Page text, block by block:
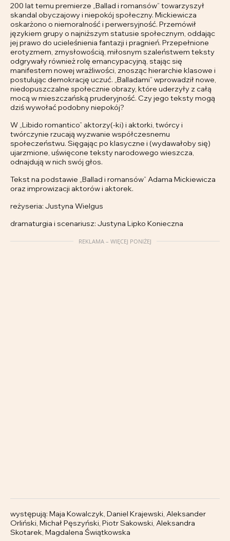
200 lat temu premierze „Ballad i romansów” towarzyszył
skandal obyczajowy i niepokój społeczny. Mickiewicza
oskarżono o niemoralność i perwersyjność. Przemówił
językiem grupy o najniższym statusie społecznym, oddając
jej prawo do ucieleśnienia fantazji i pragnień. Przepełnione
erotyzmem, zmysłowością, miłosnym szaleństwem teksty
odgrywały również rolę emancypacyjną, stając się
manifestem nowej wrażliwości, znosząc hierarchie klasowe i
postulując demokrację uczuć. „Balladami” wprowadził nowe,
niedopuszczalne społecznie obrazy, które uderzyły z całą
mocą w mieszczańską pruderyjność. Czy jego teksty mogą
dziś wywołać podobny niepokój?
W „Libido romantico” aktorzy(-ki) i aktorki, twórcy i
twórczynie rzucają wyzwanie współczesnemu
społeczeństwu. Sięgając po klasyczne i (wydawałoby się)
ujarzmione, uświęcone teksty narodowego wieszcza,
odnajdują w nich swój głos.
Tekst na podstawie „Ballad i romansów” Adama Mickiewicza
oraz improwizacji aktorów i aktorek.
reżyseria: Justyna Wielgus
dramaturgia i scenariusz: Justyna Lipko Konieczna
REKLAMA – WIĘCEJ PONIŻEJ
występują: Maja Kowalczyk, Daniel Krajewski, Aleksander
Orliński, Michał Pęszyński, Piotr Sakowski, Aleksandra
Skotarek, Magdalena Świątkowska